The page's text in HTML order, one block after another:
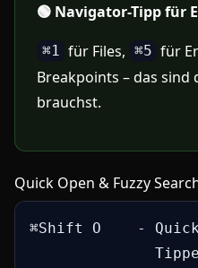
🟢 Navigator-Tipp für
⌘1 für Files, ⌘5 für
Breakpoints – das sind
brauchst.
Quick Open & Fuzzy
⌘Shift O    - Quick